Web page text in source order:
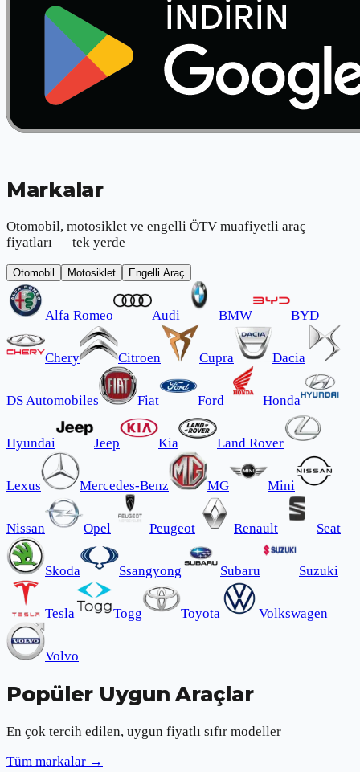
Markalar
Otomobil, motosiklet ve engelli ÖTV muafiyetli araç
fiyatları — tek yerde
Otomobil Motosiklet Engelli Araç
Alfa Romeo Audi BMW BYD
Chery Citroen Cupra Dacia
DS Automobiles Fiat Ford Honda
Hyundai Jeep Kia Land Rover
Lexus Mercedes-Benz MG Mini
Nissan Opel Peugeot Renault Seat
Skoda Ssangyong Subaru Suzuki
Tesla Togg Toyota Volkswagen
Volvo
Popüler Uygun Araçlar
En çok tercih edilen, uygun fiyatlı sıfır modeller
Tüm markalar →